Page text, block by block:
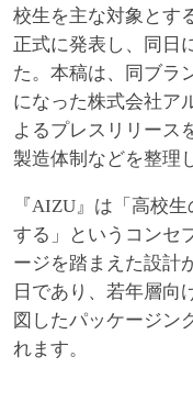
校生を主な対象とす
正式に発表し、同日
た。本稿は、同ブラ
になった株式会社ア
よるプレスリリース
製造体制などを整理
『AIZU』は「高校
する」というコンセ
ージを踏まえた設計
日であり、若年層向
図したパッケージン
れます。